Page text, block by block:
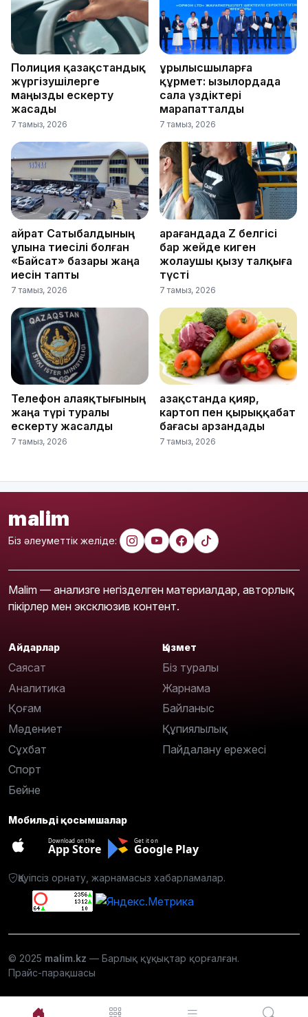
Полиция қазақстандық
жүргізушілерге
маңызды ескерту
жасады
7 тамыз, 2026
Құрылысшыларға
құрмет: Қызылордада
сала үздіктері
марапатталды
7 тамыз, 2026
Қайрат Сатыбалдының
ұлына тиесілі болған
«Байсат» базары жаңа
иесін тапты
7 тамыз, 2026
Қарағандада Z белгісі
бар жейде киген
жолаушы қызу талқыға
түсті
7 тамыз, 2026
Телефон алаяқтығының
жаңа түрі туралы
ескерту жасалды
7 тамыз, 2026
Қазақстанда қияр,
картоп пен қырыққабат
бағасы арзандады
7 тамыз, 2026
malim
Біз әлеуметтік желіде:
Malim — анализге негізделген материалдар, авторлық
пікірлер мен эксклюзив контент.
Айдарлар
Саясат
Аналитика
Қоғам
Мәдениет
Сұхбат
Спорт
Бейне
Қызмет
Біз туралы
Жарнама
Байланыс
Құпиялылық
Пайдалану ережесі
Мобильді қосымшалар
Download on the
App Store
Get it on
Google Play
Қауіпсіз орнату, жарнамасыз хабарламалар.
© 2025 malim.kz — Барлық құқықтар қорғалған.
Прайс-парақшасы